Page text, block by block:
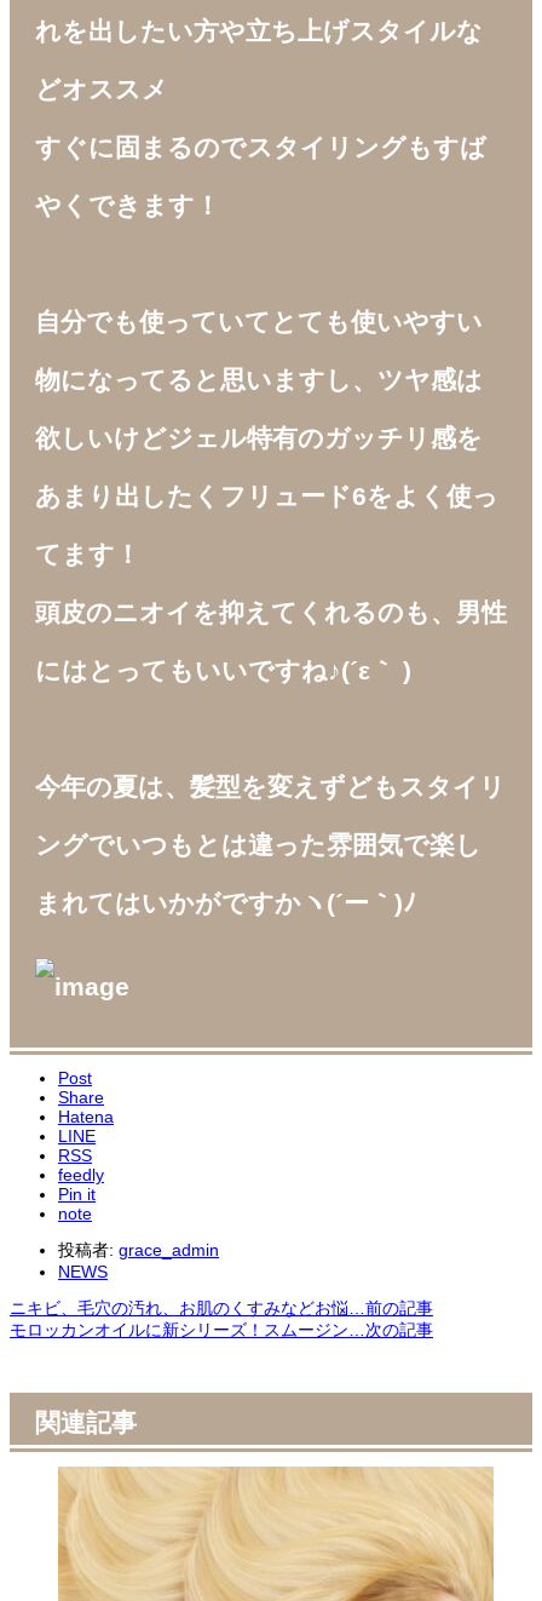
れを出したい方や立ち上げスタイルな
どオススメ
すぐに固まるのでスタイリングもすば
やくできます！
自分でも使っていてとても使いやすい
物になってると思いますし、ツヤ感は
欲しいけどジェル特有のガッチリ感を
あまり出したくフリュード6をよく使っ
てます！
頭皮のニオイを抑えてくれるのも、男性
にはとってもいいですね♪(´ε｀ )
今年の夏は、髪型を変えずどもスタイリ
ングでいつもとは違った雰囲気で楽し
まれてはいかがですかヽ(´ー｀)ﾉ
Post
Share
Hatena
LINE
RSS
feedly
Pin it
note
投稿者: grace_admin
NEWS
ニキビ、毛穴の汚れ、お肌のくすみなどお悩…前の記事
モロッカンオイルに新シリーズ！スムージン…次の記事
関連記事